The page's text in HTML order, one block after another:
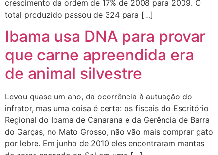
crescimento da ordem de 17% de 2008 para 2009. O
total produzido passou de 324 para […]
Ibama usa DNA para provar
que carne apreendida era
de animal silvestre
Levou quase um ano, da ocorrência à autuação do
infrator, mas uma coisa é certa: os fiscais do Escritório
Regional do Ibama de Canarana e da Gerência de Barra
do Garças, no Mato Grosso, não vão mais comprar gato
por lebre. Em junho de 2010 eles encontraram mantas